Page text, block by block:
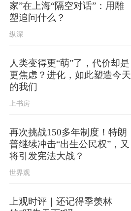
家”在上海“隔空对话”：用雕
塑追问什么？
纵深
人类变得更“萌”了，代价却是
更焦虑？进化，如此塑造今天
的我们
上书房
再次挑战150多年制度！特朗
普继续冲击“出生公民权”，又
将引发宪法大战？
世界观
上观时评｜还记得季羡林